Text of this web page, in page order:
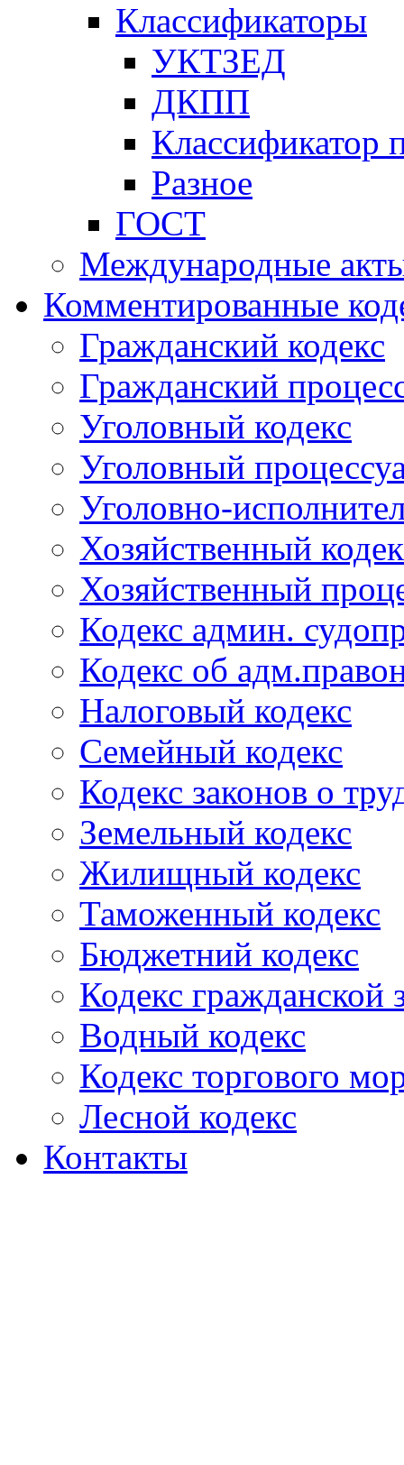
Классификаторы
УКТЗЕД
ДКПП
Классификатор
Разное
ГОСТ
Международные
Комментированные
Гражданский кодекс
Гражданский
Уголовный кодекс
Уголовный
Уголовно-
Хозяйственный
Хозяйственный
Кодекс админ.
Кодекс об
Налоговый кодекс
Семейный кодекс
Кодекс законов о
Земельный кодекс
Жилищный кодекс
Таможенный кодекс
Бюджетний кодекс
Кодекс гражданской
Водный кодекс
Кодекс торгового
Лесной кодекс
Контакты